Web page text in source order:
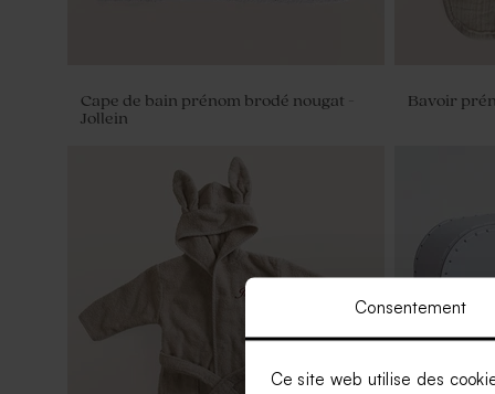
Consentement
Ce site web utilise des
Cape de bain prénom brodé nougat -
Jollein
Bavoir